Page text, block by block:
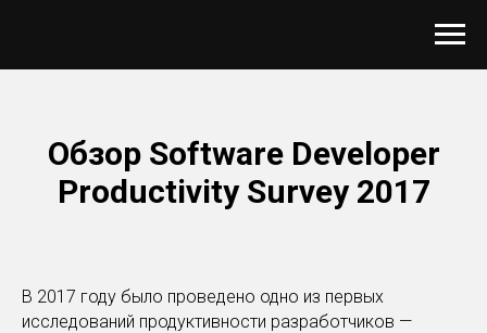
Обзор Software Developer
Productivity Survey 2017
В 2017 году было проведено одно из первых
исследований продуктивности разработчиков —